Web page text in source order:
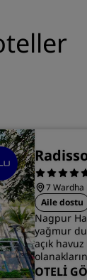
7 Wardha
Aile dostu
Nagpur
yağmur
açık
OTELİ